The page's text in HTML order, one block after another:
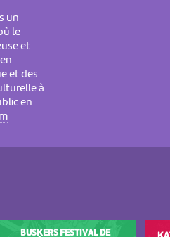
un
le
et
et des
à
en
BUSKERS FESTIVAL DE